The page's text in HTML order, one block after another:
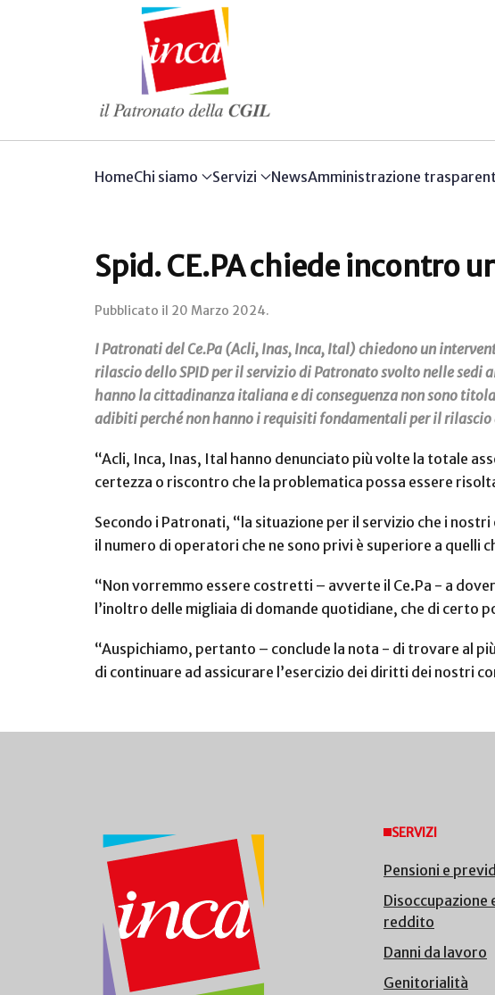
HomeChi siamo Servizi NewsAmministrazione
Spid. CE.PA chiede incontro
Pubblicato il 20 Marzo 2024.
I Patronati del Ce.Pa (Acli, Inas, Inca, Ital) chiedono un
rilascio dello SPID per il servizio di Patronato svolto nelle
hanno la cittadinanza italiana e di conseguenza non sono
adibiti perché non hanno i requisiti fondamentali per il
“Acli, Inca, Inas, Ital hanno denunciato più volte la totale
certezza o riscontro che la problematica possa essere
Secondo i Patronati, “la situazione per il servizio che i
il numero di operatori che ne sono privi è superiore a quelli
“Non vorremmo essere costretti – avverte il Ce.Pa - a
l’inoltro delle migliaia di domande quotidiane, che di
“Auspichiamo, pertanto – conclude la nota - di trovare al
di continuare ad assicurare l’esercizio dei diritti dei nostri
SERVIZI
Pensioni e
Disoccupazione
reddito
Danni da lavoro
Genitorialità